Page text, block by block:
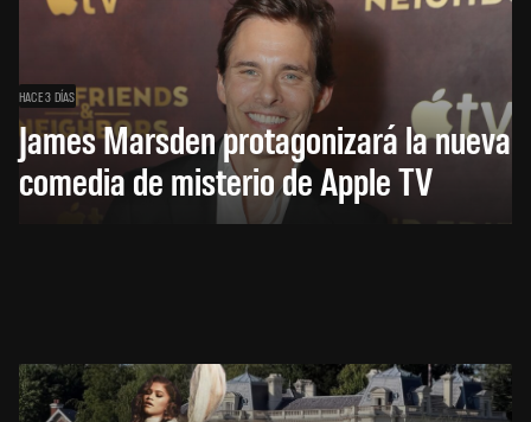
HACE 3 DÍAS
James Marsden protagonizará la nueva
comedia de misterio de Apple TV